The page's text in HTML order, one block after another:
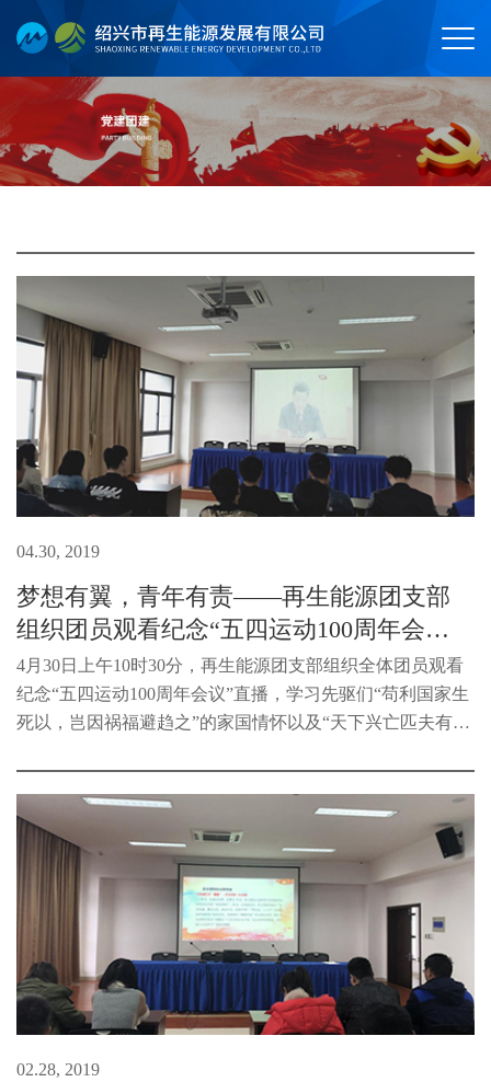
04.30, 2019
梦想有翼，青年有责——再生能源团支部
组织团员观看纪念“五四运动100周年会
议”直播
4月30日上午10时30分，再生能源团支部组织全体团员观看
纪念“五四运动100周年会议”直播，学习先驱们“苟利国家生
死以，岂因祸福避趋之”的家国情怀以及“天下兴亡匹夫有
02.28, 2019